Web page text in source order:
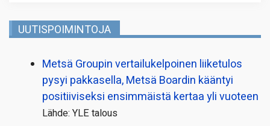
UUTISPOIMINTOJA
Metsä Groupin vertailu­kelpoinen liiketulos
pysyi pakkasella, Metsä Boardin kääntyi
positiiviseksi ensimmäistä kertaa yli vuoteen
Lähde: YLE talous